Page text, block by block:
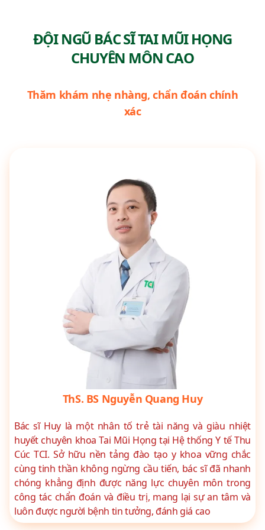
ĐỘI NGŨ BÁC SĨ TAI MŨI HỌNG
CHUYÊN MÔN CAO
Thăm khám nhẹ nhàng, chẩn đoán chính
xác
ThS. BS Nguyễn Quang Huy
Bác sĩ Huy là một nhân tố trẻ tài năng và giàu nhiệt
huyết chuyên khoa Tai Mũi Họng tại Hệ thống Y tế Thu
Cúc TCI. Sở hữu nền tảng đào tạo y khoa vững chắc
cùng tinh thần không ngừng cầu tiến, bác sĩ đã nhanh
chóng khẳng định được năng lực chuyên môn trong
công tác chẩn đoán và điều trị, mang lại sự an tâm và
luôn được người bệnh tin tưởng, đánh giá cao